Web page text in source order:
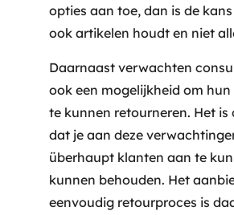
opties aan toe, dan is de
ook artikelen houdt en niet
Daarnaast verwachten
ook een mogelijkheid om
te kunnen retourneren. Het
dat je aan deze
überhaupt klanten aan te
kunnen behouden. Het
eenvoudig retourproces is